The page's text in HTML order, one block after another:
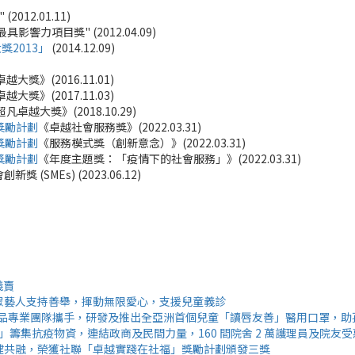
(2012.01.11)
具影響力項目獎" (2012.04.09)
2013」
(2014.12.09)
越大獎》(2016.11.01)
越大獎》(2017.11.03)
凡卓越大獎》(2018.10.29)
勵計劃 《卓越社會服務獎》(2022.03.31)
勵計劃 《服務模式獎（創新意念）》(2022.03.31)
勵計劃 《年度主題獎：「疫情下的社會服務」》(2022.03.31)
新獎 (SMEs) (2023.06.12)
人支持善舉，揮動無限愛心，支援兒童義診
業團隊攜手，研發及推出全亞洲首個兒童「讀唇友善」醫用口罩，
集抗疫物資，連結政商及民間力量，160 間院舍 2 萬護理員及院友受
融，榮獲社聯「卓越實踐在社福」獎勵計劃頒發三獎